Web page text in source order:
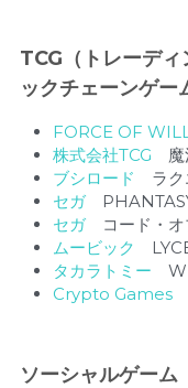
TCG（トレーデ
ックチェーンゲー
FORCE OF
株式会社TCG 魔
ブシロード
ラク
セガ
セガ
コード・
ムービック
タカラトミー
Crypto Games
ソーシャルゲーム